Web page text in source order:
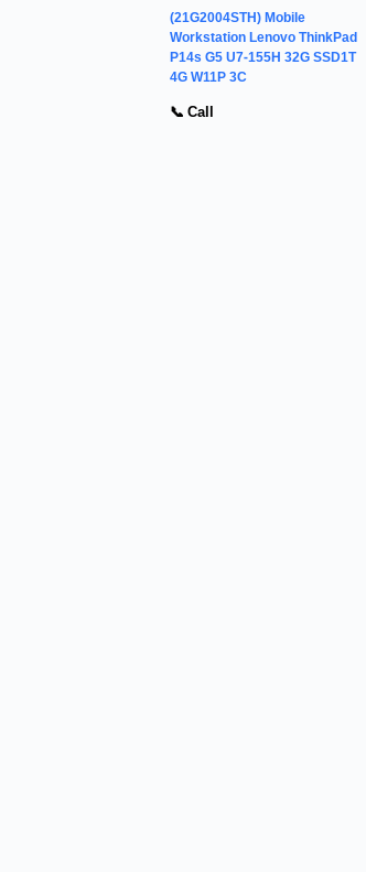
(21G2004STH) Mobile
Workstation Lenovo ThinkPad
P14s G5 U7-155H 32G SSD1T
4G W11P 3C
📞 Call